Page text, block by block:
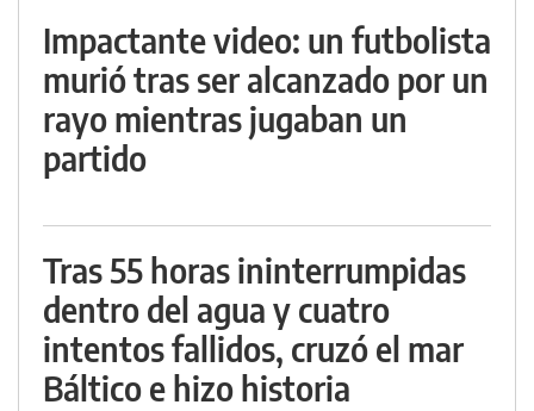
Impactante video: un futbolista
murió tras ser alcanzado por un
rayo mientras jugaban un
partido
Tras 55 horas ininterrumpidas
dentro del agua y cuatro
intentos fallidos, cruzó el mar
Báltico e hizo historia